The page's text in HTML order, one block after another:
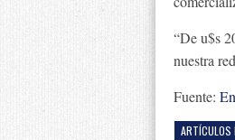
“De u$s
nuestra
Fuente:
ARTÍCULOS